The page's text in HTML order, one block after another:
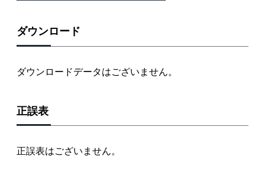
3．電離層反射波
4．フェージング現象
3章 アンテナ
2．アンテナの種類
3．給電線
4．アンテナの整合
ダウンロード
ダウンロードデータはございません。
正誤表
正誤表はございません。